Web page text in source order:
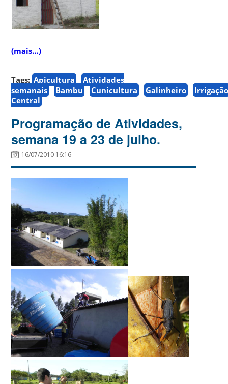
(mais…)
Tags: Apicultura
Atividades
semanais
Bambu Cunicultura Galinheiro
Central
Programação de Atividades,
semana 19 a 23 de julho.
16/07/2010 16:16